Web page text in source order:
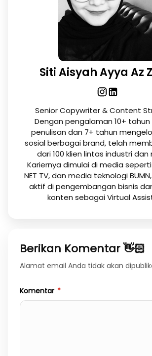
Siti Aisyah Ayya Az
Senior Copywriter & Content
Dengan pengalaman 10+ tahun
penulisan dan 7+ tahun
sosial berbagai brand, telah
dari 100 klien lintas industri dan
Kariernya dimulai di media
NET TV, dan media teknologi
aktif di pengembangan bisnis
konten sebagai Virtual
Berikan Komentar 👋🏻
Alamat email Anda tidak akan
Komentar *